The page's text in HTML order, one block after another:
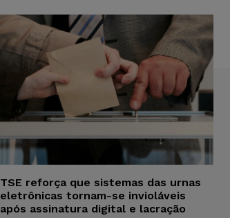
TSE reforça que sistemas das urnas
eletrônicas tornam-se invioláveis
após assinatura digital e lacração